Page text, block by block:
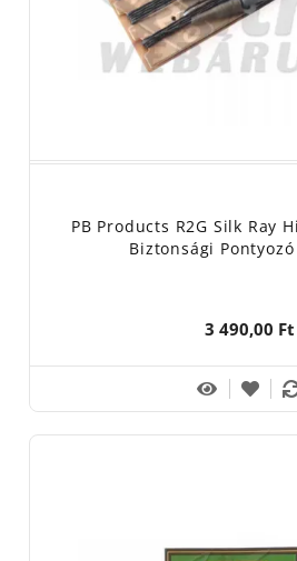
PB Products R2G Silk Ray
Biztonsági
3 490,00 Ft